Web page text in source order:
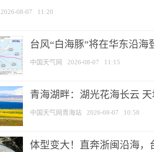
2026-08-07 11:20
台风“白海豚”将在华东沿
中国天气网 2026-08-07 11:15
青海湖畔：湖光花海长云
中国天气网青海站 2026-08-07 10:58
体型变大！直奔浙闽沿海，